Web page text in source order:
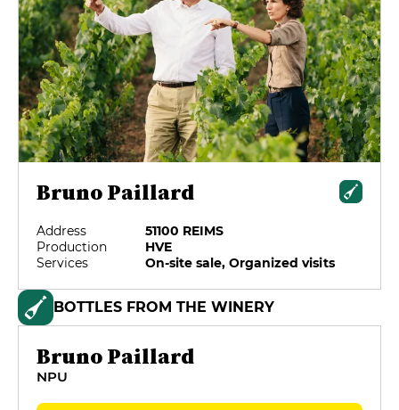
Bruno Paillard
Address
51100 REIMS
Production
HVE
Services
On-site sale, Organized visits
BOTTLES FROM THE WINERY
Bruno Paillard
NPU